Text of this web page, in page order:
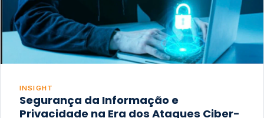
INSIGHT
Segurança da Informação e
Privacidade na Era dos Ataques Ciber-